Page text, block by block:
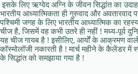
इसके लिए ऋग्वेद अग्नि के जीवन सिद्धांत का
भारतीय आध्यात्मिकता ही गुरुवाद और अवतारवाद
पश्चिमी जगह के लिए भारतीय आध्यात्मिक का
चीज है, जिसमें वह कभी उतरे ही नहीं ! मध्य-पूर्व
यह चीज गायब है ! इसीलिए, आर्यों के आक्रमण वाली
कॉस्मोलॉजी नकारती है ! मार्च महीने के कैलेंडर में
के सिद्धांत को समझाया गया है !